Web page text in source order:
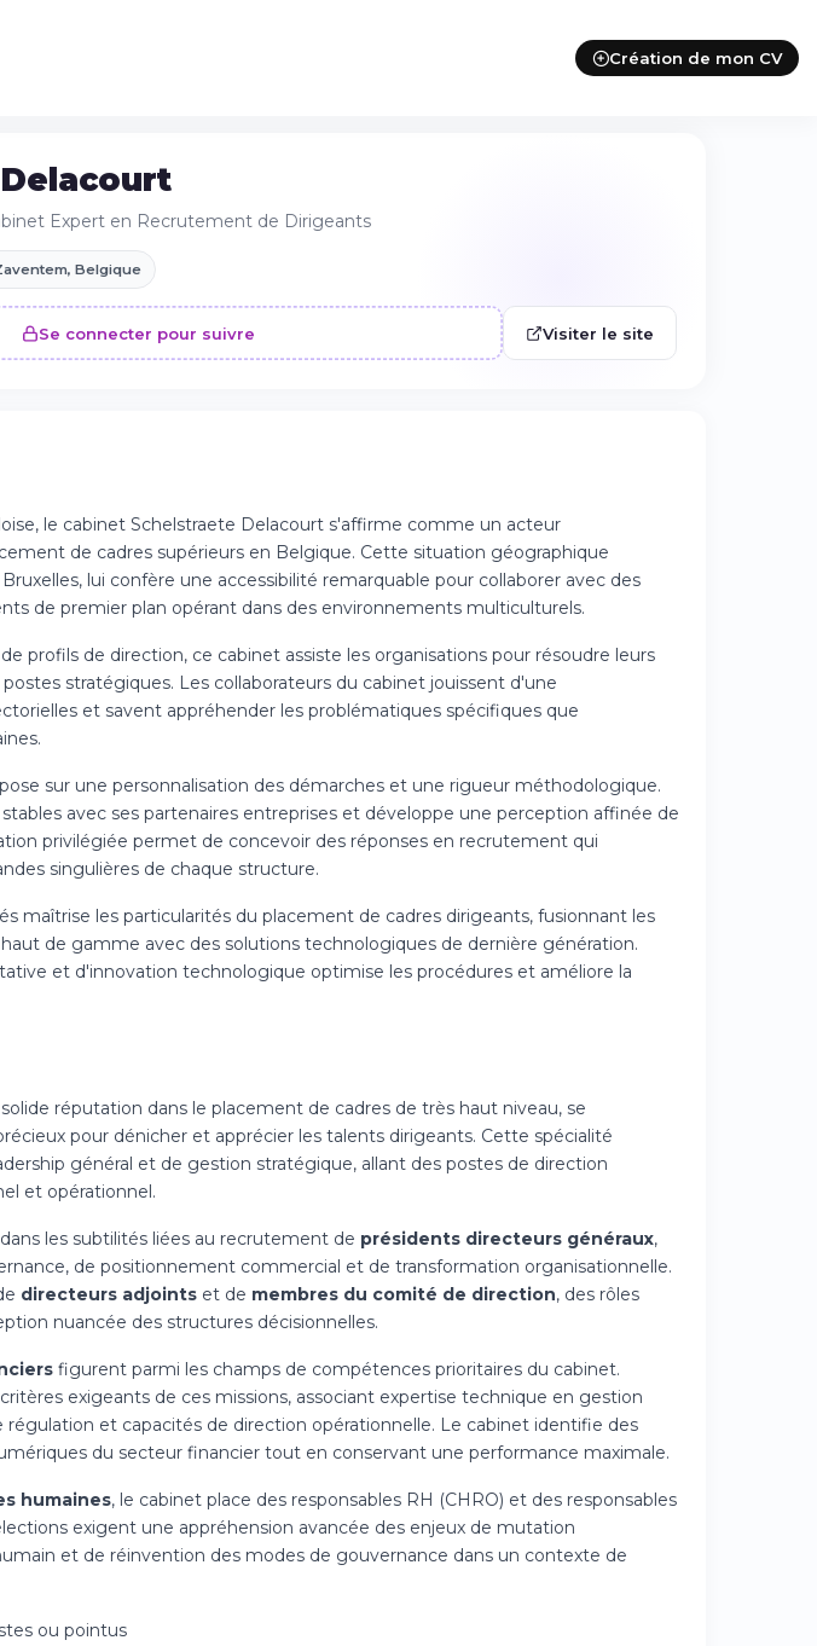
Création de mon CV
Expert en Recrutement de Dirigeants
Belgique
Se connecter pour suivre Visiter le site
le cabinet Schelstraete Delacourt s'affirme comme un acteur
de cadres supérieurs en Belgique. Cette situation géographique
lui confère une accessibilité remarquable pour collaborer avec des
de premier plan opérant dans des environnements multiculturels.
profils de direction, ce cabinet assiste les organisations pour résoudre leurs
stratégiques. Les collaborateurs du cabinet jouissent d'une
et savent appréhender les problématiques spécifiques que
sur une personnalisation des démarches et une rigueur méthodologique.
avec ses partenaires entreprises et développe une perception affinée de
privilégiée permet de concevoir des réponses en recrutement qui
singulières de chaque structure.
maîtrise les particularités du placement de cadres dirigeants, fusionnant les
de gamme avec des solutions technologiques de dernière génération.
et d'innovation technologique optimise les procédures et améliore la
réputation dans le placement de cadres de très haut niveau, se
pour dénicher et apprécier les talents dirigeants. Cette spécialité
général et de gestion stratégique, allant des postes de direction
et opérationnel.
les subtilités liées au recrutement de présidents directeurs généraux,
de positionnement commercial et de transformation organisationnelle.
directeurs adjoints et de membres du comité de direction, des rôles
nuancée des structures décisionnelles.
figurent parmi les champs de compétences prioritaires du cabinet.
exigeants de ces missions, associant expertise technique en gestion
régulation et capacités de direction opérationnelle. Le cabinet identifie des
du secteur financier tout en conservant une performance maximale.
humaines, le cabinet place des responsables RH (CHRO) et des responsables
exigent une appréhension avancée des enjeux de mutation
et de réinvention des modes de gouvernance dans un contexte de
ou pointus